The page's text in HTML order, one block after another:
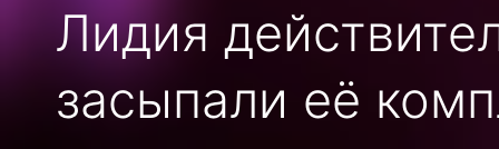
Лидия
засыпали её